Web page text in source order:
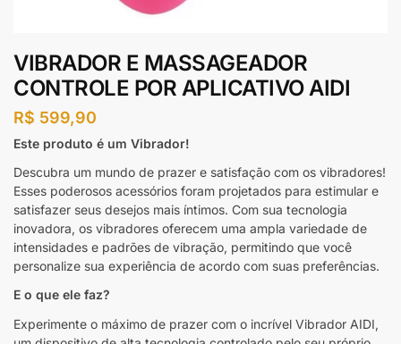
VIBRADOR E MASSAGEADOR
CONTROLE POR APLICATIVO AIDI
R$ 599,90
Este produto é um Vibrador!
Descubra um mundo de prazer e satisfação com os vibradores!
Esses poderosos acessórios foram projetados para estimular e
satisfazer seus desejos mais íntimos. Com sua tecnologia
inovadora, os vibradores oferecem uma ampla variedade de
intensidades e padrões de vibração, permitindo que você
personalize sua experiência de acordo com suas preferências.
E o que ele faz?
Experimente o máximo de prazer com o incrível Vibrador AIDI,